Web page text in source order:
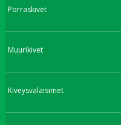
Porraskivet
Muurikivet
Kiveysvalaisimet